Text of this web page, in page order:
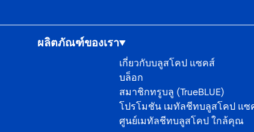
ผลิตภัณฑ์ของเรา
เกี่ยวกับบลูสโคป แซคส์
บล็อก
สมาชิกทรูบลู (TrueBLUE)
โปรโมชัน เมทัลชีทบลูสโคป แซ
ศูนย์เมทัลชีทบลูสโคป ใกล้คุณ